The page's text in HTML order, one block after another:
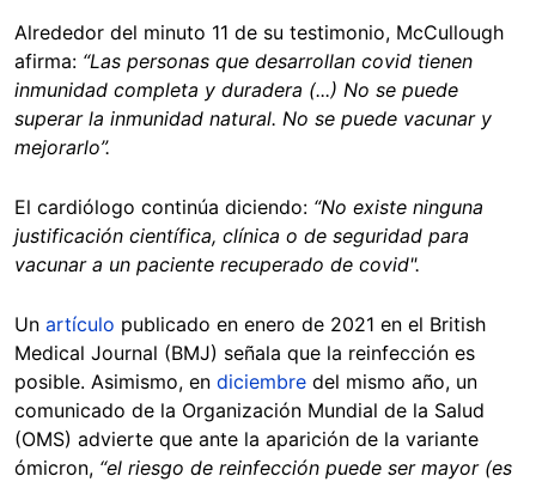
Alrededor del minuto 11 de su testimonio, McCullough
afirma: “Las personas que desarrollan covid tienen
inmunidad completa y duradera (...) No se puede
superar la inmunidad natural. No se puede vacunar y
mejorarlo”.
El cardiólogo continúa diciendo: “No existe ninguna
justificación científica, clínica o de seguridad para
vacunar a un paciente recuperado de covid".
Un artículo publicado en enero de 2021 en el British
Medical Journal (BMJ) señala que la reinfección es
posible. Asimismo, en diciembre del mismo año, un
comunicado de la Organización Mundial de la Salud
(OMS) advierte que ante la aparición de la variante
ómicron, “el riesgo de reinfección puede ser mayor (es